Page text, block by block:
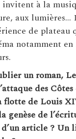
invitent à la
aux lumières…
de plateau
notamment
un roman,
des
flotte de Louis
genèse de
article ? Un